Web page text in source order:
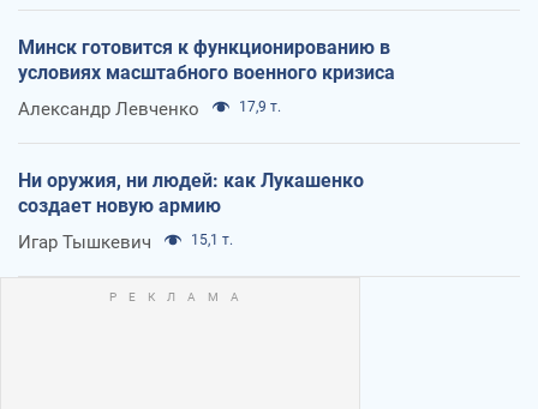
Минск готовится к функционированию в
условиях масштабного военного кризиса
Александр Левченко 17,9 т.
Ни оружия, ни людей: как Лукашенко
создает новую армию
Игар Тышкевич 15,1 т.